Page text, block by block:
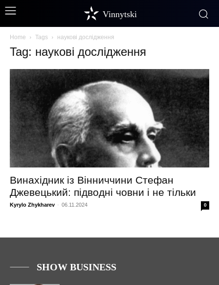
Vinnytski
Home Tags наукові дослідження
Tag: наукові дослідження
Винахідник із Вінниччини Стефан
Джевецький: підводні човни і не тільки
Kyrylo Zhykharev - 06.11.2024 0
SHOW BUSINESS